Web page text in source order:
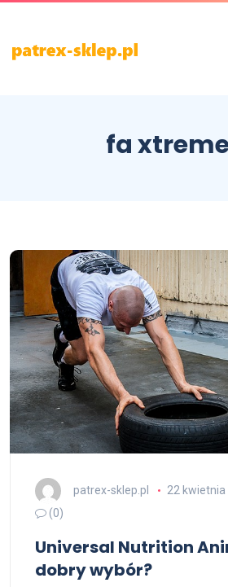
fa
patrex-sklep.pl 22 kwietnia
(0)
Universal Nutrition
dobry wybór?